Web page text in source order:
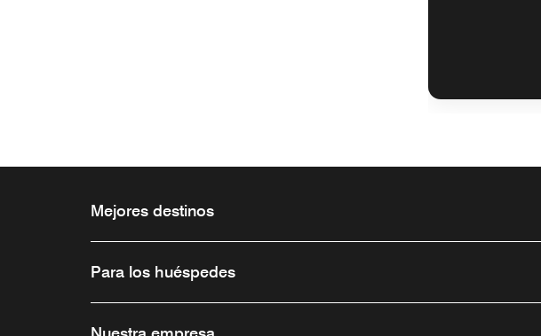
Mejores destinos
Para los huéspedes